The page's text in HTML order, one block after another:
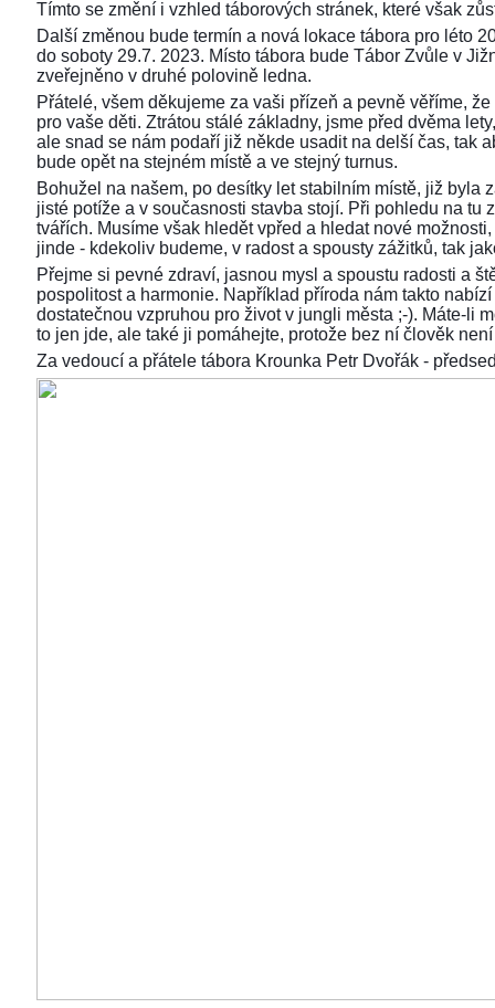
Tímto se změní i vzhled táborových stránek, které však
Další změnou bude termín a nová lokace tábora pro léto
do soboty 29.7. 2023. Místo tábora bude Tábor Zvůle v
zveřejněno v druhé polovině ledna.
Přátelé, všem děkujeme za vaši přízeň a pevně věříme,
pro vaše děti. Ztrátou stálé základny, jsme před dvěma
ale snad se nám podaří již někde usadit na delší čas, tak
bude opět na stejném místě a ve stejný turnus.
Bohužel na našem, po desítky let stabilním místě, již byla
jisté potíže a v současnosti stavba stojí. Při pohledu na tu
tvářích. Musíme však hledět vpřed a hledat nové
jinde - kdekoliv budeme, v radost a spousty zážitků, tak
Přejme si pevné zdraví, jasnou mysl a spoustu radosti a
pospolitost a harmonie. Například příroda nám takto
dostatečnou vzpruhou pro život v jungli města ;-). Máte-li
to jen jde, ale také ji pomáhejte, protože bez ní člověk
Za vedoucí a přátele tábora Krounka Petr Dvořák -